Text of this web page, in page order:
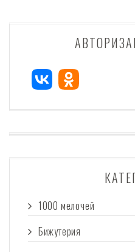
1000 мелочей
Бижутерия